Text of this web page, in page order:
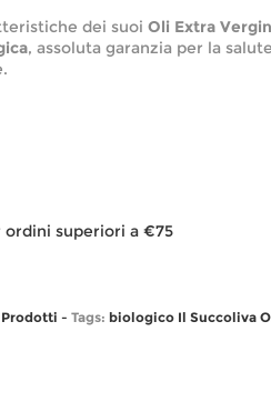
dei suoi Oli Extra
, assoluta garanzia per la
superiori a €75
- Tags: biologico Il Succoliva